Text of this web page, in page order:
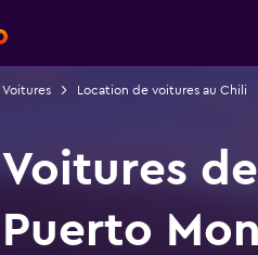
Voitures Location de voitures au Chili
Voitures
Puerto